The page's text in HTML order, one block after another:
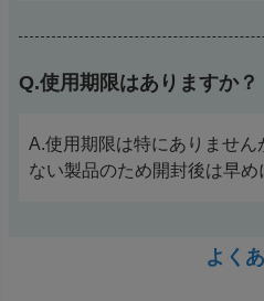
Q.使用期限はありますか？
A.使用期限は特にありませ
ない製品のため開封後は早め
よく